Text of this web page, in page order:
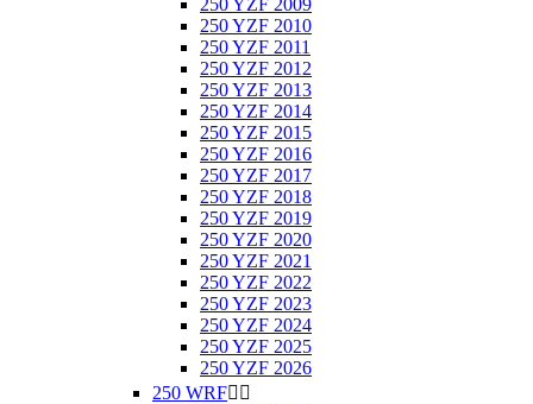
250 YZF 2009
250 YZF 2010
250 YZF 2011
250 YZF 2012
250 YZF 2013
250 YZF 2014
250 YZF 2015
250 YZF 2016
250 YZF 2017
250 YZF 2018
250 YZF 2019
250 YZF 2020
250 YZF 2021
250 YZF 2022
250 YZF 2023
250 YZF 2024
250 YZF 2025
250 YZF 2026
250 WRF 